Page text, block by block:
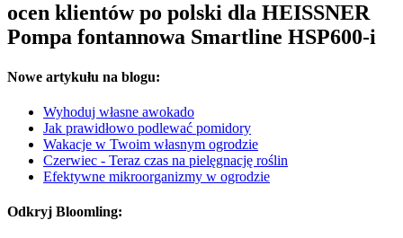
ocen klientów po polski dla HEISSNER
Pompa fontannowa Smartline HSP600-i
Nowe artykułu na blogu:
Wyhoduj własne awokado
Jak prawidłowo podlewać pomidory
Wakacje w Twoim własnym ogrodzie
Czerwiec - Teraz czas na pielęgnację roślin
Efektywne mikroorganizmy w ogrodzie
Odkryj Bloomling: